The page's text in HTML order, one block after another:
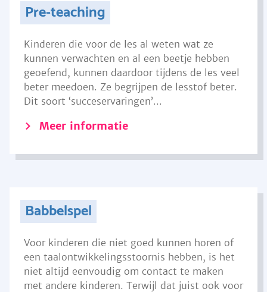
Pre-teaching
Kinderen die voor de les al weten wat ze
kunnen verwachten en al een beetje hebben
geoefend, kunnen daardoor tijdens de les veel
beter meedoen. Ze begrijpen de lesstof beter.
Dit soort ‘succeservaringen’...
Meer informatie
Babbelspel
Voor kinderen die niet goed kunnen horen of
een taalontwikkelingsstoornis hebben, is het
niet altijd eenvoudig om contact te maken
met andere kinderen. Terwijl dat juist ook voor